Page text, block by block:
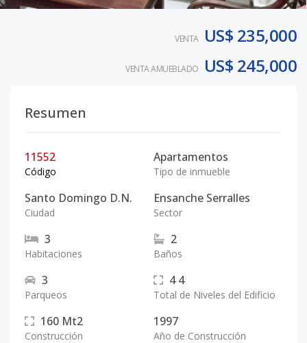
VENTA US$ 235,000
VENTA AMUEBLADO US$ 245,000
Resumen
11552
Código
Apartamentos
Tipo de inmueble
Santo Domingo D.N.
Ciudad
Ensanche Serralles
Sector
3
Habitaciones
2
Baños
3
Parqueos
4 4
Total de Niveles del Edificio
160 Mt2
Construcción
1997
Año de Construcción